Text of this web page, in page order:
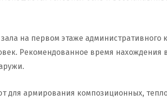
на первом этаже административного
Рекомендованное время нахождения
для армирования композиционных,